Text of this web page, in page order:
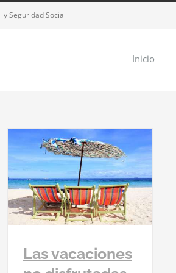
Seguridad Social
Inicio
Las vacaciones